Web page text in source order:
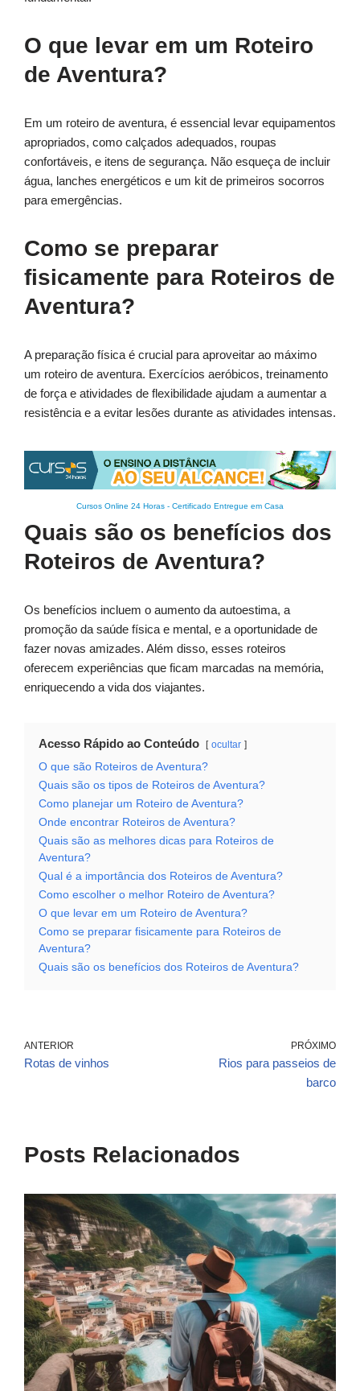
O que levar em um Roteiro
de Aventura?
Em um roteiro de aventura, é essencial levar equipamentos
apropriados, como calçados adequados, roupas
confortáveis, e itens de segurança. Não esqueça de incluir
água, lanches energéticos e um kit de primeiros socorros
para emergências.
Como se preparar
fisicamente para Roteiros de
Aventura?
A preparação física é crucial para aproveitar ao máximo
um roteiro de aventura. Exercícios aeróbicos, treinamento
de força e atividades de flexibilidade ajudam a aumentar a
resistência e a evitar lesões durante as atividades intensas.
Cursos Online 24 Horas - Certificado Entregue em Casa
Quais são os benefícios dos
Roteiros de Aventura?
Os benefícios incluem o aumento da autoestima, a
promoção da saúde física e mental, e a oportunidade de
fazer novas amizades. Além disso, esses roteiros
oferecem experiências que ficam marcadas na memória,
enriquecendo a vida dos viajantes.
Acesso Rápido ao Conteúdo ocultar
O que são Roteiros de Aventura?
Quais são os tipos de Roteiros de Aventura?
Como planejar um Roteiro de Aventura?
Onde encontrar Roteiros de Aventura?
Quais são as melhores dicas para Roteiros de
Aventura?
Qual é a importância dos Roteiros de Aventura?
Como escolher o melhor Roteiro de Aventura?
O que levar em um Roteiro de Aventura?
Como se preparar fisicamente para Roteiros de
Aventura?
Quais são os benefícios dos Roteiros de Aventura?
ANTERIOR
Rotas de vinhos
PRÓXIMO
Rios para passeios de
barco
Posts Relacionados